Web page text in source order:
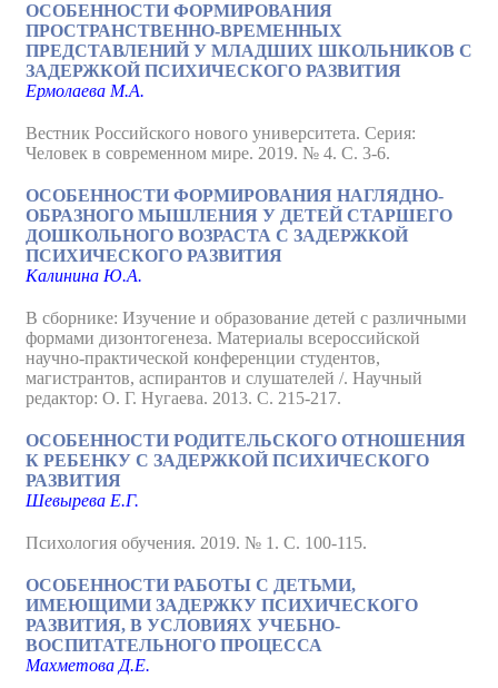
ОСОБЕННОСТИ ФОРМИРОВАНИЯ
ПРОСТРАНСТВЕННО-ВРЕМЕННЫХ
ПРЕДСТАВЛЕНИЙ У МЛАДШИХ ШКОЛЬНИКОВ С
ЗАДЕРЖКОЙ ПСИХИЧЕСКОГО РАЗВИТИЯ
Ермолаева М.А.
Вестник Российского нового университета. Серия:
Человек в современном мире. 2019. № 4. С. 3-6.
ОСОБЕННОСТИ ФОРМИРОВАНИЯ НАГЛЯДНО-
ОБРАЗНОГО МЫШЛЕНИЯ У ДЕТЕЙ СТАРШЕГО
ДОШКОЛЬНОГО ВОЗРАСТА С ЗАДЕРЖКОЙ
ПСИХИЧЕСКОГО РАЗВИТИЯ
Калинина Ю.А.
В сборнике: Изучение и образование детей с различными
формами дизонтогенеза. Материалы всероссийской
научно-практической конференции студентов,
магистрантов, аспирантов и слушателей /. Научный
редактор: О. Г. Нугаева. 2013. С. 215-217.
ОСОБЕННОСТИ РОДИТЕЛЬСКОГО ОТНОШЕНИЯ
К РЕБЕНКУ С ЗАДЕРЖКОЙ ПСИХИЧЕСКОГО
РАЗВИТИЯ
Шевырева Е.Г.
Психология обучения. 2019. № 1. С. 100-115.
ОСОБЕННОСТИ РАБОТЫ С ДЕТЬМИ,
ИМЕЮЩИМИ ЗАДЕРЖКУ ПСИХИЧЕСКОГО
РАЗВИТИЯ, В УСЛОВИЯХ УЧЕБНО-
ВОСПИТАТЕЛЬНОГО ПРОЦЕССА
Махметова Д.Е.